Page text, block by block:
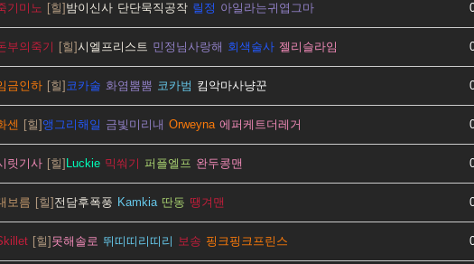
기미노 밤이신사 단단묵직공작 릴정 아일라는귀엽그마
부의죽기 시엘프리스트 민정님사랑해 회색술사 젤리슬라임
금인하 코카술 화염뿜뿜 코카범 킴악마사냥꾼
센 앵그리해일 금빛미리내 Orweyna 에퍼케트더레거
릿기사 Luckie 믹쒀기 퍼플엘프 완두콩맨
보름 전담후폭풍 Kamkia 딴동 땡겨맨
못해솔로 뛰띠띠리띠리 보송 핑크핑크프린스